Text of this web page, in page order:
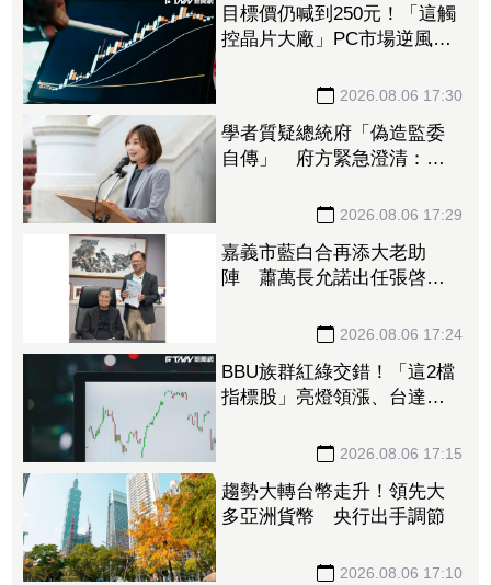
目標價仍喊到250元！「這觸
控晶片大廠」PC市場逆風但
2026.08.06 17:30
學者質疑總統府「偽造監委
自傳」 府方緊急澄清：已
2026.08.06 17:29
嘉義市藍白合再添大老助
陣 蕭萬長允諾出任張啓楷
2026.08.06 17:24
BBU族群紅綠交錯！「這2檔
指標股」亮燈領漲、台達
AES也有逾2%漲幅2026.08.06 17:15
趨勢大轉台幣走升！領先大
多亞洲貨幣 央行出手調節
2026.08.06 17:10